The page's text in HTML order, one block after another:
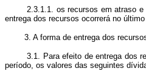
2.3.1.1. os recursos em atraso e os
entrega dos recursos ocorrerá no
3. A forma de entrega dos recursos
3.1. Para efeito de entrega dos
período, os valores das seguintes